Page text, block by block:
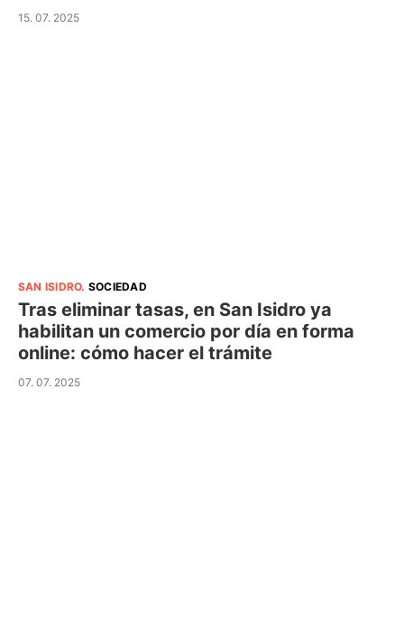
15. 07. 2025
SAN ISIDRO. SOCIEDAD
Tras eliminar tasas, en San Isidro ya
habilitan un comercio por día en forma
online: cómo hacer el trámite
07. 07. 2025